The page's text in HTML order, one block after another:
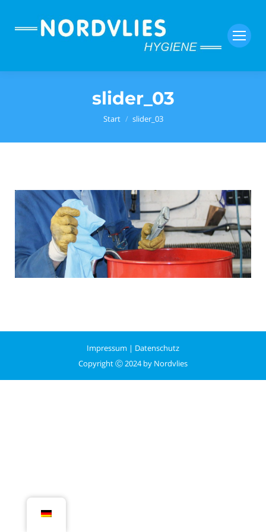
slider_03
Sie befinden sich hier:Start slider_03
Impressum | Datenschutz
Copyright Ⓒ 2024 by Nordvlies